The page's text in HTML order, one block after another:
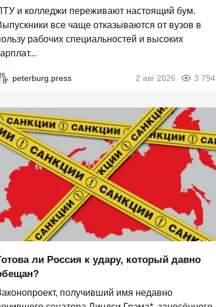
и колледжи переживают настоящий бум.
все чаще отказываются от вузов в
рабочих специальностей и высоких
peterburg.press 2 авг 2026 3 794
ли Россия к удару, который давно
получивший имя недавно